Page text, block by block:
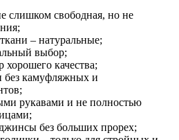
слишком свободная, но не
– натуральные;
выбор;
качества;
без камуфляжных и
рукавами и не полностью
без больших прорех;